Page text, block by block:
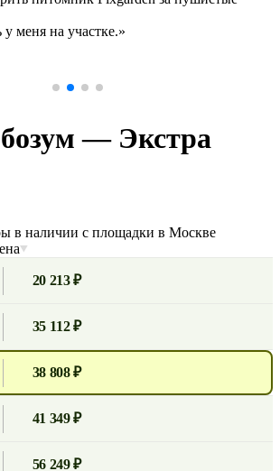
меня на участке.»
— Экстра
в наличии с площадки в Москве
20 213 ₽
35 112 ₽
38 808 ₽
41 349 ₽
56 249 ₽